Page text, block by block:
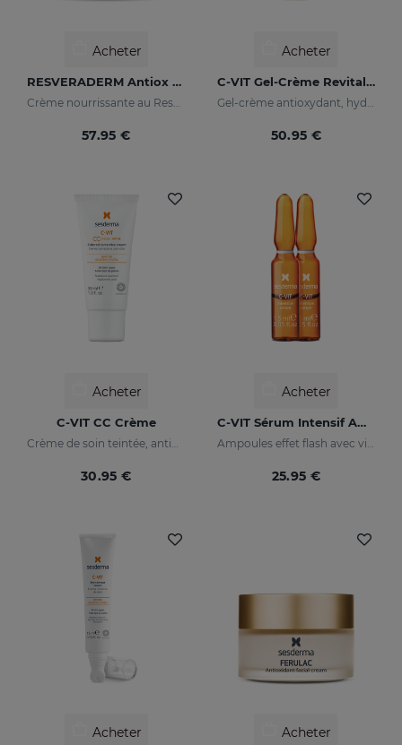
Acheter
RESVERADERM Antiox Crème Nourrissante
Crème nourrissante au Resvératrol
57.95 €
Acheter
C-VIT Gel-Crème Revitalisant
Gel-crème antioxydant, hydratane, anti-rides et illuminateur
50.95 €
Acheter
C-VIT CC Crème
Crème de soin teintée, antioxydante, à la vitamine C et à l'acide hyaluronique
30.95 €
Acheter
C-VIT Sérum Intensif Ampoules
Ampoules effet flash avec vitamine C
25.95 €
Acheter Acheter